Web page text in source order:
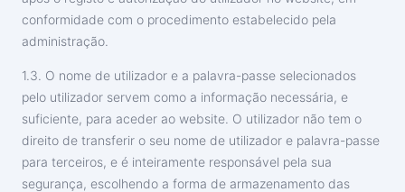
conformidade com o procedimento estabelecido pela
administração.
1.3. O nome de utilizador e a palavra-passe selecionados
pelo utilizador servem como a informação necessária, e
suficiente, para aceder ao website. O utilizador não tem o
direito de transferir o seu nome de utilizador e palavra-passe
para terceiros, e é inteiramente responsável pela sua
segurança, escolhendo a forma de armazenamento das